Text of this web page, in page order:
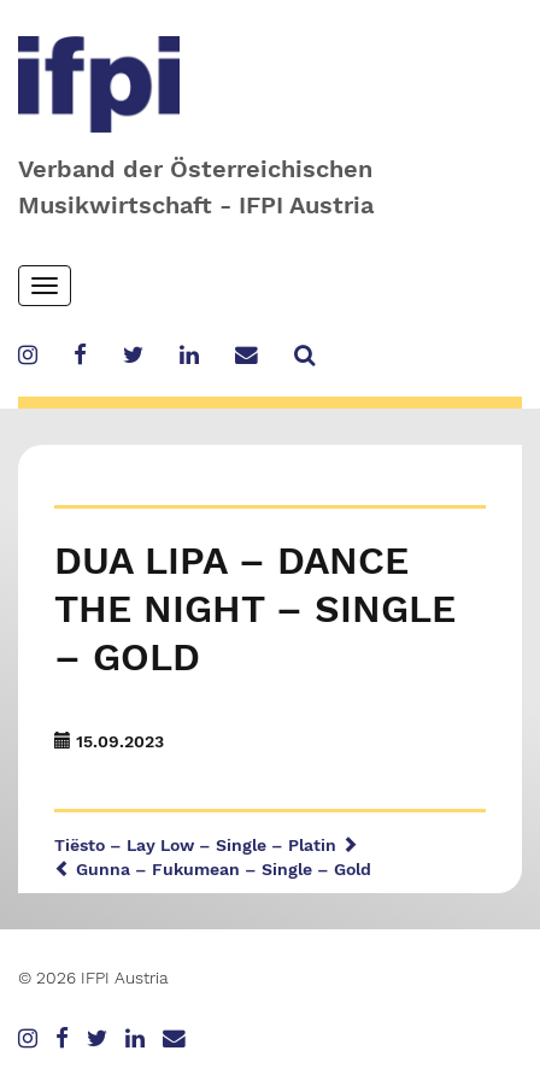
Verband der Österreichischen
Musikwirtschaft - IFPI Austria
Skip
to
content
Toggle
navigation
DUA LIPA – DANCE
THE NIGHT – SINGLE
– GOLD
15.09.2023
Tiësto – Lay Low – Single – Platin
Gunna – Fukumean – Single – Gold
© 2026 IFPI Austria